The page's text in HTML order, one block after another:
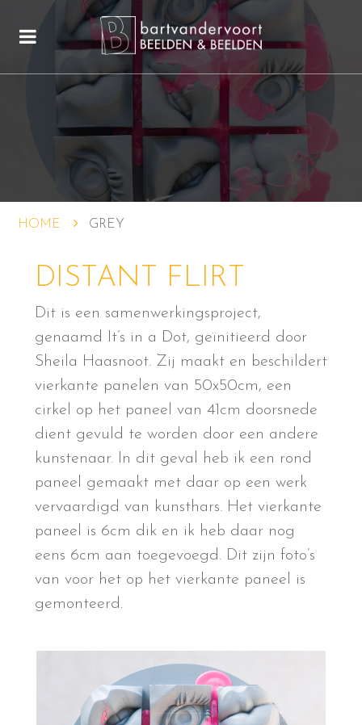
HOME GREY
DISTANT FLIRT
Dit is een samenwerkingsproject,
genaamd It’s in a Dot, geïnitieerd door
Sheila Haasnoot. Zij maakt en beschildert
vierkante panelen van 50x50cm, een
cirkel op het paneel van 41cm doorsnede
dient gevuld te worden door een andere
kunstenaar. In dit geval heb ik een rond
paneel gemaakt met daar op een werk
vervaardigd van kunsthars. Het vierkante
paneel is 6cm dik en ik heb daar nog
eens 6cm aan toegevoegd. Dit zijn foto’s
van voor het op het vierkante paneel is
gemonteerd.